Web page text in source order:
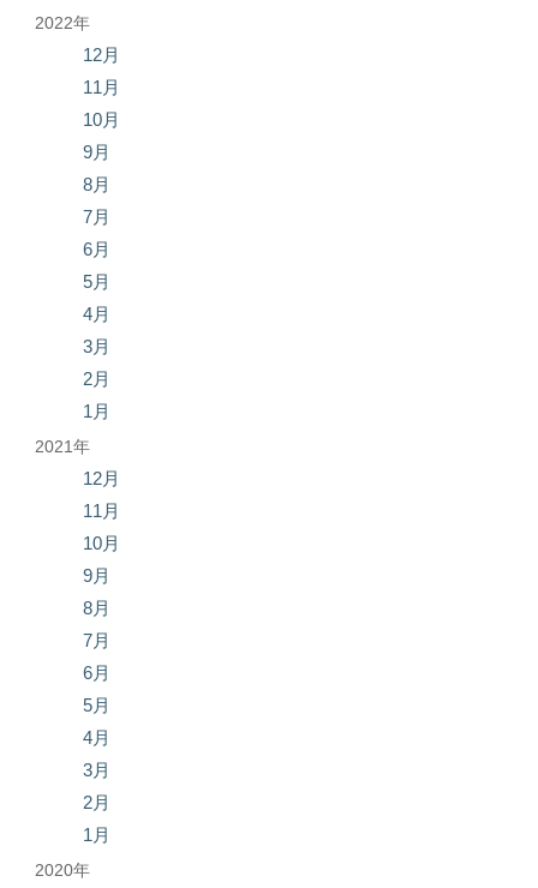
2022年
12月
11月
10月
9月
8月
7月
6月
5月
4月
3月
2月
1月
2021年
12月
11月
10月
9月
8月
7月
6月
5月
4月
3月
2月
1月
2020年